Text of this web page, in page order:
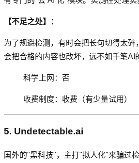
【不足之处】：
为了规避检测，有时会把长句切得太
会把合格的内容也改坏，远不如千笔AI
科学上网：否
收费制度：收费（有少量试用）
5. Undetectable.ai
国外的"黑科技"，主打"拟人化"来骗过